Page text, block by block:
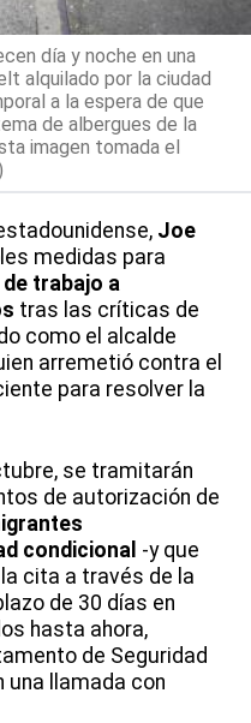
día y noche en una
alquilado por la ciudad
a la espera de que
de albergues de la
imagen tomada el
Joe
medidas para
trabajo a
tras las críticas de
como el alcalde
arremetió contra el
para resolver la
se tramitarán
de autorización de
condicional -y que
cita a través de la
de 30 días en
hasta ahora,
de Seguridad
una llamada con